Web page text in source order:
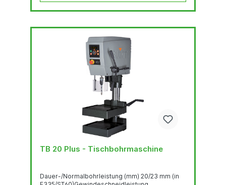
TB 20 Plus - Tischbohrmaschine
Dauer-/Normalbohrleistung (mm) 20/23 mm (in